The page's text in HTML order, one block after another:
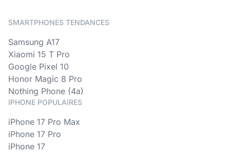
SMARTPHONES TENDANCES
Samsung A17
Xiaomi 15 T Pro
Google Pixel 10
Honor Magic 8 Pro
Nothing Phone (4a)
IPHONE POPULAIRES
iPhone 17 Pro Max
iPhone 17 Pro
iPhone 17